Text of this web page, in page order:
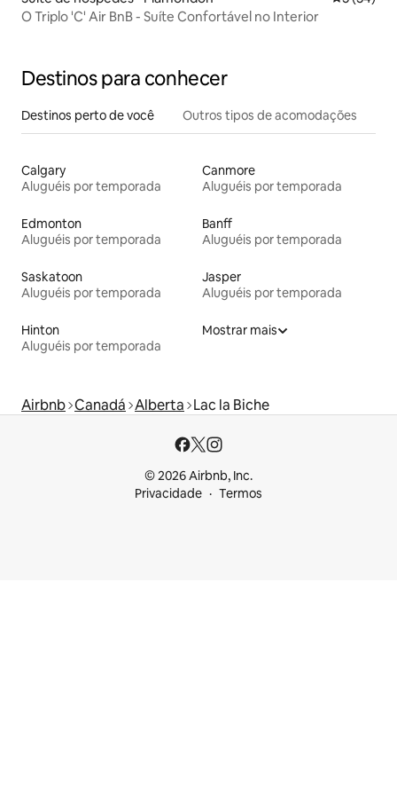
O Triplo 'C' Air BnB - Suíte Confortável no Interior
Destinos para conhecer
Destinos perto de você Outros tipos de acomodações
Calgary
Aluguéis por temporada
Canmore
Aluguéis por temporada
Edmonton
Aluguéis por temporada
Banff
Aluguéis por temporada
Saskatoon
Aluguéis por temporada
Jasper
Aluguéis por temporada
Hinton
Aluguéis por temporada
Mostrar mais
Airbnb Canadá Alberta Lac la Biche
© 2026 Airbnb, Inc.
Privacidade
Termos